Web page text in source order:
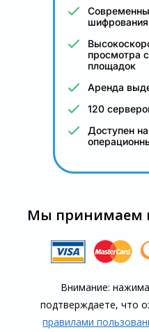
шифрования
просмотра
площадок
Аренда
120
Доступен
Мы принимаем
Внимание:
подтверждаете, что
правилами